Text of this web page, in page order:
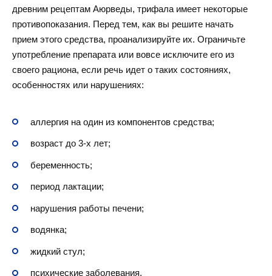
древним рецептам Аюрведы, трифала имеет некоторые
противопоказания. Перед тем, как вы решите начать
прием этого средства, проанализируйте их. Ограничьте
употребление препарата или вовсе исключите его из
своего рациона, если речь идет о таких состояниях,
особенностях или нарушениях:
аллергия на один из компонентов средства;
возраст до 3-х лет;
беременность;
период лактации;
нарушения работы печени;
водянка;
жидкий стул;
психические заболевания.